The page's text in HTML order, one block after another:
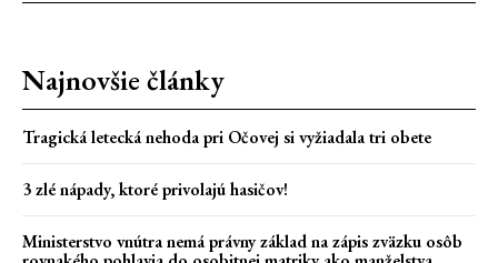
Najnovšie články
Tragická letecká nehoda pri Očovej si vyžiadala tri obete
3 zlé nápady, ktoré privolajú hasičov!
Ministerstvo vnútra nemá právny základ na zápis zväzku osôb